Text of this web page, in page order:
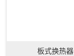
板式换热器